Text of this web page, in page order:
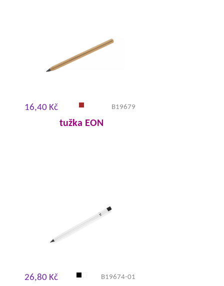
16,40 Kč B19679
tužka EON
26,80 Kč B19674-01